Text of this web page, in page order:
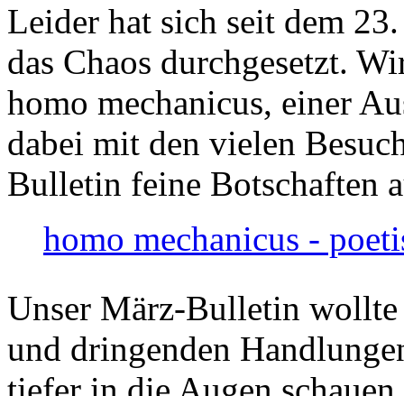
Leider hat sich seit dem
das Chaos durchgesetzt.
homo mechanicus, einer
dabei mit den vielen
Bulletin feine Botschaften
homo mechanicus -
Unser März-Bulletin
und dringenden